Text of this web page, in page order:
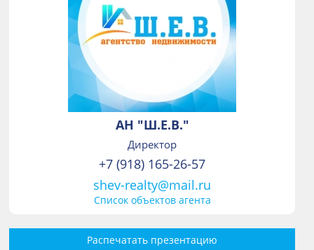
АН "Ш.Е.В."
Директор
+7 (918) 165-26-57
shev-realty@mail.ru
Список объектов агента
Распечатать презентацию